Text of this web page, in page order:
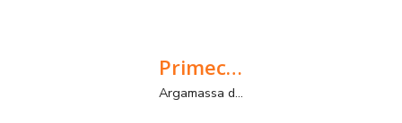
Primecolour
Argamassa de Betumação de Juntas de 2 a 10 mm com textura lisa para interior e exterior.